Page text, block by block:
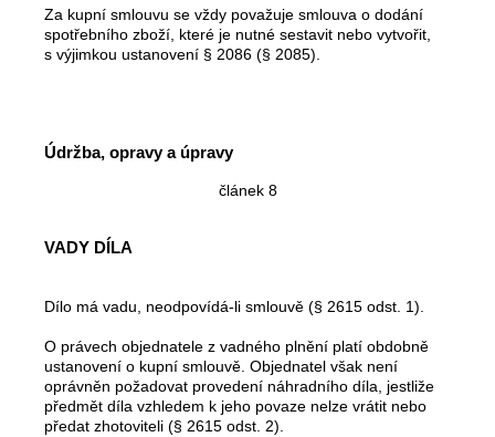
Za kupní smlouvu se vždy považuje smlouva o dodání
spotřebního zboží, které je nutné sestavit nebo vytvořit,
s výjimkou ustanovení § 2086 (§ 2085).
Údržba, opravy a úpravy
článek 8
VADY DÍLA
Dílo má vadu, neodpovídá-li smlouvě (§ 2615 odst. 1).
O právech objednatele z vadného plnění platí obdobně
ustanovení o kupní smlouvě. Objednatel však není
oprávněn požadovat provedení náhradního díla, jestliže
předmět díla vzhledem k jeho povaze nelze vrátit nebo
předat zhotoviteli (§ 2615 odst. 2).